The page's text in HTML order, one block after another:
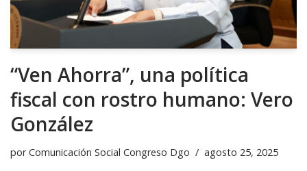
“Ven Ahorra”, una política
fiscal con rostro humano: Vero
González
porComunicación Social Congreso Dgo agosto 25, 2025